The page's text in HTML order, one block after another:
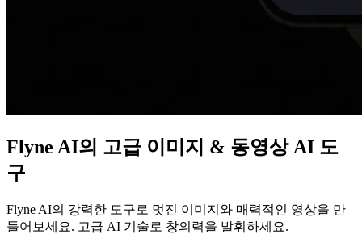
Flyne AI의 고급 이미지 & 동영상 AI 도
구
Flyne AI의 강력한 도구로 멋진 이미지와 매력적인 영상을 만
들어보세요. 고급 AI 기술로 창의력을 발휘하세요.